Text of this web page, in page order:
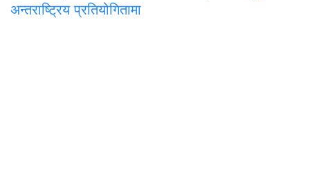
अन्तराष्ट्रिय प्रतियोगितामा